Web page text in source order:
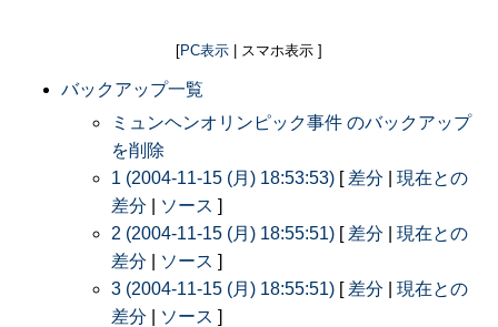
[PC表示 | スマホ表示 ]
バックアップ一覧
ミュンヘンオリンピック事件 のバックアップ
を削除
1 (2004-11-15 (月) 18:53:53) [ 差分
現在との
差分
ソース ]
2 (2004-11-15 (月) 18:55:51) [ 差分
現在との
差分
ソース ]
3 (2004-11-15 (月) 18:55:51) [ 差分
現在との
差分
ソース ]